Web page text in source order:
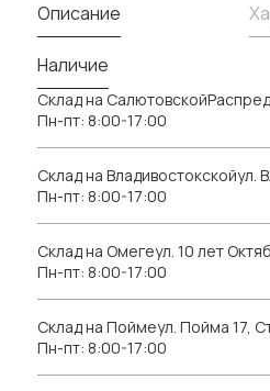
Описание
Наличие
Склад на
Пн-пт: 8:00-17:00
Склад на Владивостокскойул.
Пн-пт: 8:00-17:00
Склад на Омегеул. 10 лет
Пн-пт: 8:00-17:00
Склад на Поймеул. Пойма 17,
Пн-пт: 8:00-17:00